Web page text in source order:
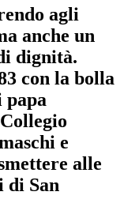
agli
anche un
dignità.
con la bolla
papa
i e
alle
di San